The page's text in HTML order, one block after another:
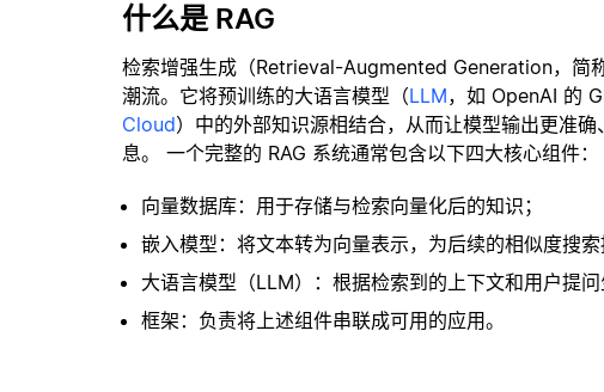
什么是 RAG
检索增强生成（Retrieval-Augmented Generation，简
潮流。它将预训练的大语言模型（LLM，如 OpenAI 的
Cloud）中的外部知识源相结合，从而让模型输出更准
息。 一个完整的 RAG 系统通常包含以下四大核心组件：
向量数据库：用于存储与检索向量化后的知识；
嵌入模型：将文本转为向量表示，为后续的相似度搜索
大语言模型（LLM）：根据检索到的上下文和用户提问
框架：负责将上述组件串联成可用的应用。